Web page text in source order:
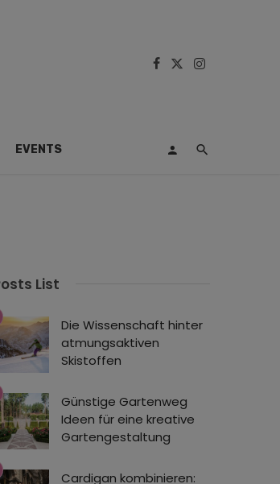
EVENTS
List
Die Wissenschaft hinter
atmungsaktiven
Skistoffen
Günstige Gartenweg
Ideen für eine kreative
Gartengestaltung
Cardigan kombinieren: